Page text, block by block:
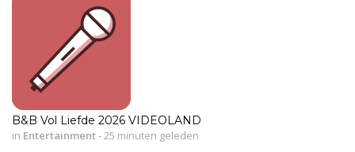
B&B Vol Liefde 2026 VIDEOLAND
in Entertainment- 25 minuten geleden